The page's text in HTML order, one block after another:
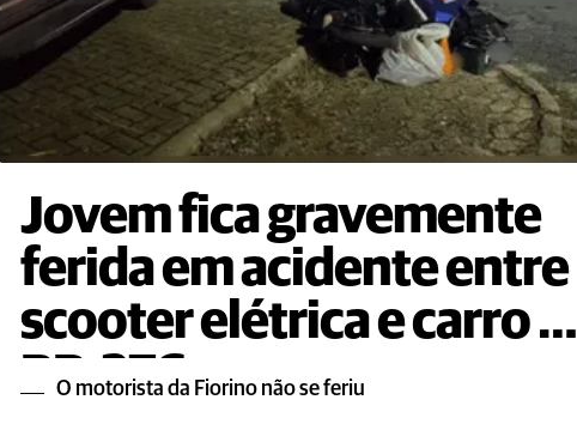
Jovem fica gravemente
ferida em acidente entre
scooter elétrica e carro na
BR-376
O motorista da Fiorino não se feriu